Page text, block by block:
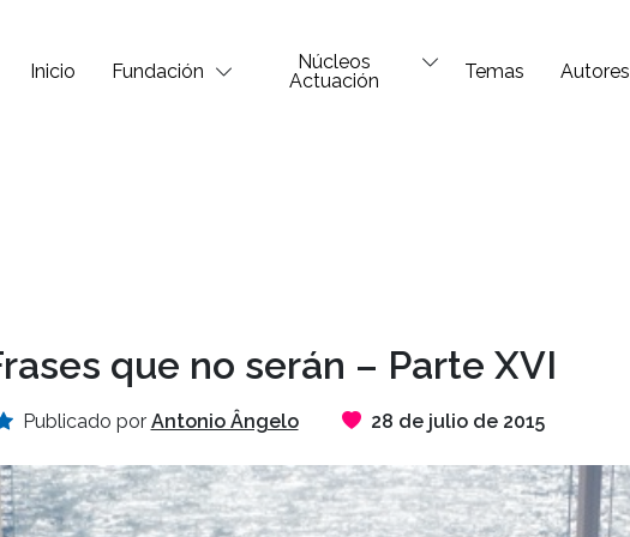
Inicio Fundación
Núcleos
Actuación
Temas Autores
que no serán – Parte XVI
Publicado por Antonio Ângelo 28 de julio de 2015